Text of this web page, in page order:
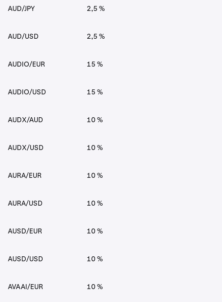
AUD/JPY 2,5 %
AUD/USD 2,5 %
AUDIO/EUR 15 %
AUDIO/USD 15 %
AUDX/AUD 10 %
AUDX/USD 10 %
AURA/EUR 10 %
AURA/USD 10 %
AUSD/EUR 10 %
AUSD/USD 10 %
AVAAI/EUR 10 %